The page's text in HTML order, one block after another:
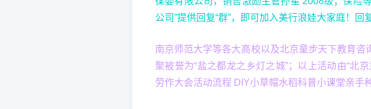
公司”提供回复“群”，即可加入美行浪娃大家庭！回
南京师范大学等各大高校以及北京童步天下教育
聚被誉为“盐之都龙之乡灯之城”；以上活动由“北
劳作大会活动流程 DIY小草帽水稻科普小课堂亲手